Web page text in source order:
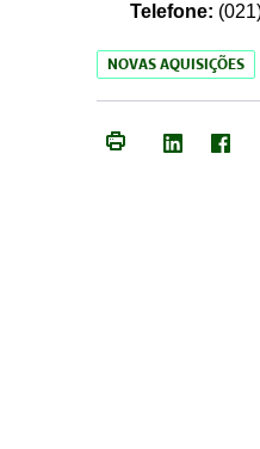
Telefone:
NOVAS AQUISIÇÕES